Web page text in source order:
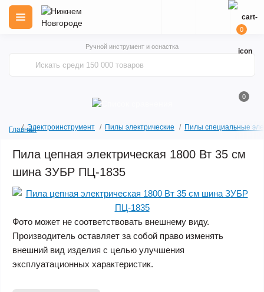
Ручной инструмент и оснастка
0
0
ГлавнаяЭлектроинструмент Пилы электрические Пилы специальные
Пила цепная электрическая 1800 Вт 35 см
шина ЗУБР ПЦ-1835
Фото может не соответствовать внешнему виду.
Производитель оставляет за собой право изменять
внешний вид изделия с целью улучшения
эксплуатационных характеристик.